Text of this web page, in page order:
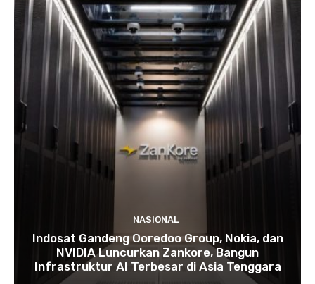
NASIONAL
Indosat Gandeng Ooredoo Group, Nokia, dan
NVIDIA Luncurkan Zankore, Bangun
Infrastruktur AI Terbesar di Asia Tenggara